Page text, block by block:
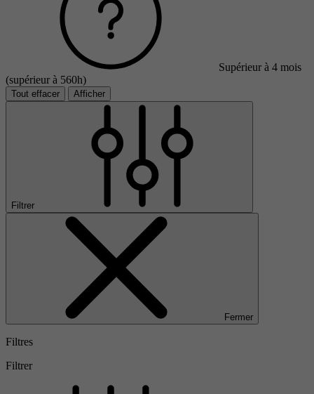
Supérieur à 4 mois
(supérieur à 560h)
Tout effacer Afficher
Filtrer
Fermer
Filtres
Filtrer